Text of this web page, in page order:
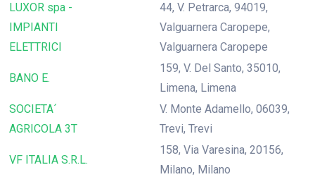
LUXOR spa -
IMPIANTI
ELETTRICI
44, V. Petrarca, 94019,
Valguarnera Caropepe,
Valguarnera Caropepe
BANO E.
159, V. Del Santo, 35010,
Limena, Limena
SOCIETA´
AGRICOLA 3T
V. Monte Adamello, 06039,
Trevi, Trevi
VF ITALIA S.R.L.
158, Via Varesina, 20156,
Milano, Milano